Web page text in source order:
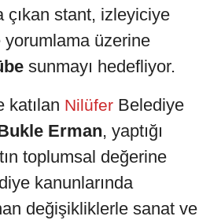
çıkan stant, izleyiciye
yorumlama üzerine
sunmayı hedefliyor.
katılan Nilüfer Belediye
Erman, yaptığı
toplumsal değerine
kanunlarında
değişikliklerle sanat ve